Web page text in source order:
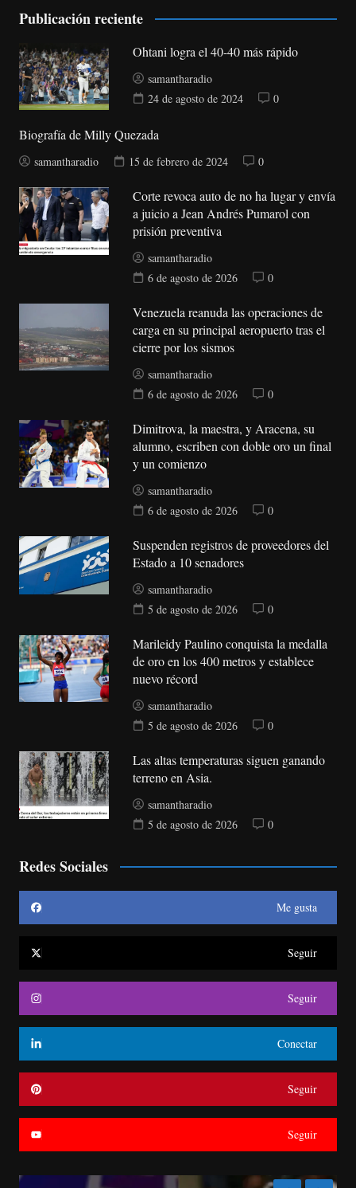
Publicación reciente
Ohtani logra el 40-40 más rápido
samantharadio
24 de agosto de 2024
0
Biografía de Milly Quezada
samantharadio 15 de febrero de 2024 0
Corte revoca auto de no ha lugar y envía
a juicio a Jean Andrés Pumarol con
prisión preventiva
samantharadio
6 de agosto de 2026
0
Venezuela reanuda las operaciones de
carga en su principal aeropuerto tras el
cierre por los sismos
samantharadio
6 de agosto de 2026
0
Dimitrova, la maestra, y Aracena, su
alumno, escriben con doble oro un final
y un comienzo
samantharadio
6 de agosto de 2026
0
Suspenden registros de proveedores del
Estado a 10 senadores
samantharadio
5 de agosto de 2026
0
Marileidy Paulino conquista la medalla
de oro en los 400 metros y establece
nuevo récord
samantharadio
5 de agosto de 2026
0
Las altas temperaturas siguen ganando
terreno en Asia.
samantharadio
5 de agosto de 2026
0
Redes Sociales
Me gusta
Seguir
Seguir
Conectar
Seguir
Seguir